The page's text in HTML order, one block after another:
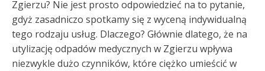
Zgierzu? Nie jest prosto odpowiedzieć na to pytanie,
gdyż zasadniczo spotkamy się z wyceną indywidualną
tego rodzaju usług. Dlaczego? Głównie dlatego, że na
utylizację odpadów medycznych w Zgierzu wpływa
niezwykle dużo czynników, które ciężko umieścić w